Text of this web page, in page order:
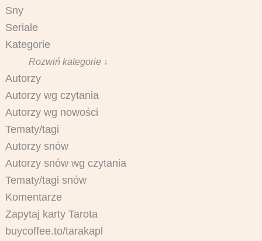
Sny
Seriale
Kategorie
Rozwiń kategorie ↓
Autorzy
Autorzy wg czytania
Autorzy wg nowości
Tematy/tagi
Autorzy snów
Autorzy snów wg czytania
Tematy/tagi snów
Komentarze
Zapytaj karty Tarota
buycoffee.to/tarakapl